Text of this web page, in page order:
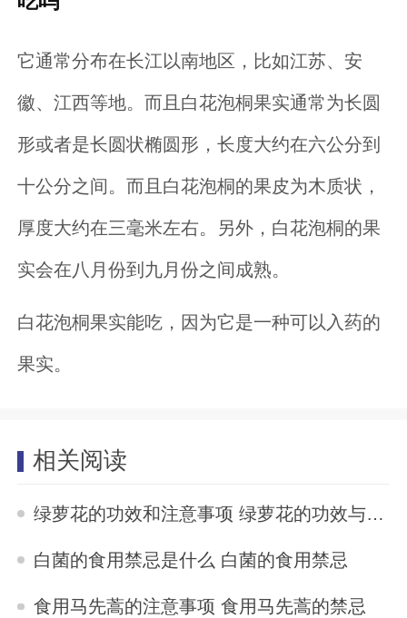
它通常分布在长江以南地区，比如江苏、安
徽、江西等地。而且白花泡桐果实通常为长圆
形或者是长圆状椭圆形，长度大约在六公分到
十公分之间。而且白花泡桐的果皮为木质状，
厚度大约在三毫米左右。另外，白花泡桐的果
实会在八月份到九月份之间成熟。
白花泡桐果实能吃，因为它是一种可以入药的
果实。
相关阅读
绿萝花的功效和注意事项 绿萝花的功效与作用及禁忌
2024-07-08
白菌的食用禁忌是什么 白菌的食用禁忌
2024-07-08
食用马先蒿的注意事项 食用马先蒿的禁忌